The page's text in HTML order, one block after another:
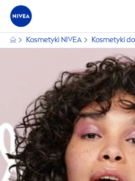
Kosmetyki NIVEA Kosmetyki